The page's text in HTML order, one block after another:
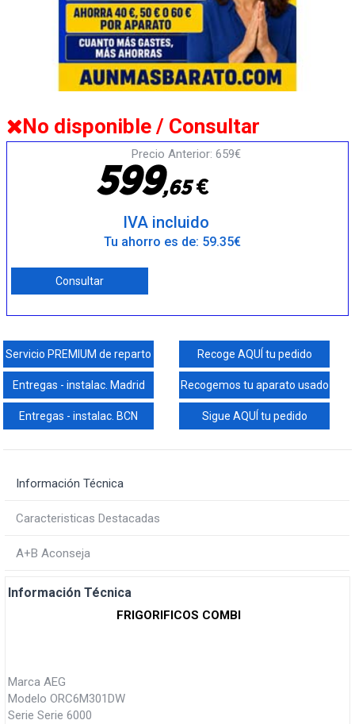
No disponible / Consultar
Precio Anterior: 659€
599,65€
IVA incluido
Tu ahorro es de: 59.35€
Consultar
Servicio PREMIUM de reparto Recoge AQUÍ tu pedido
Entregas - instalac. Madrid Recogemos tu aparato usado
Entregas - instalac. BCN Sigue AQUÍ tu pedido
Información Técnica
Caracteristicas Destacadas
A+B Aconseja
Información Técnica
FRIGORIFICOS COMBI
Marca AEG
Modelo ORC6M301DW
Serie Serie 6000